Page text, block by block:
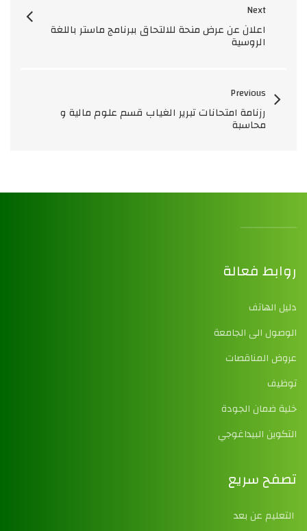
Next
اعلان عن عرض منحة للالتحاق ببرنامج ماستر باللغة
الروسية
Previous
رزنامة امتحانات تبرير الغياب قسم علوم مالية و
محاسبة
روابط فعالة
دليل الهاتف
الوصول الى الجامعة
عروض المناقصات
توظيف
خلية ضمان الجودة
التكوين البيداغوجي
تصفح سريع
التعليم عن بعد